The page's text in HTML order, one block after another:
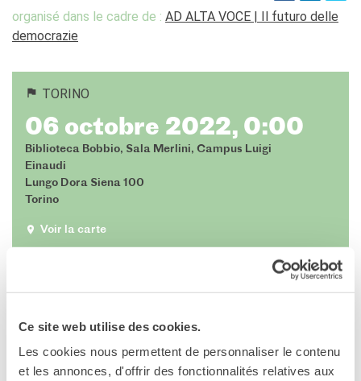
Ce site web utilise des cookies.
Les cookies nous permettent de personnaliser le contenu
et les annonces, d'offrir des fonctionnalités relatives aux
Exaequa
Rendez-vous
Residenza XR
INNOVATION
Étudier en France
Soutien à la recherche et
YEP - Young Entrepreneurs
QUI SOMMES-NOUS ?
organisé dans le cadre de : AD ALTA VOCE | Il futuro delle
democrazie
TORINO
06 octobre 2022, 0:00
Biblioteca Bobbio, Sala Merlini, Campus Luigi
Einaudi
Lungo Dora Siena 100
Torino
Voir la carte